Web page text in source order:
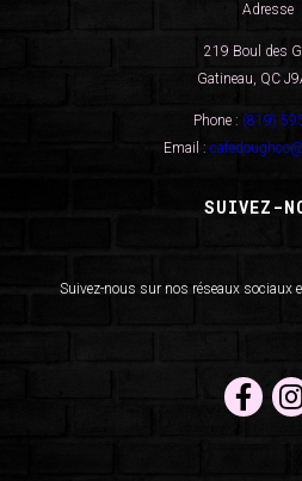
Adresse
219 Boul des
Gatineau, QC
Phone : (819)
Email :
SUIVEZ-
Suivez-nous sur nos réseaux sociaux